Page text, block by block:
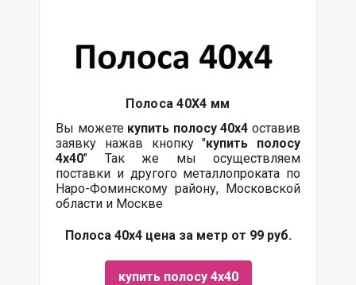
Полоса 40Х4 мм
Вы можете купить полосу 40х4 оставив
заявку нажав кнопку "купить полосу
4х40" Так же мы осуществляем
поставки и другого металлопроката по
Наро-Фоминскому району, Московской
области и Москве
Полоса 40х4 цена за метр от 99 руб.
купить полосу 4х40